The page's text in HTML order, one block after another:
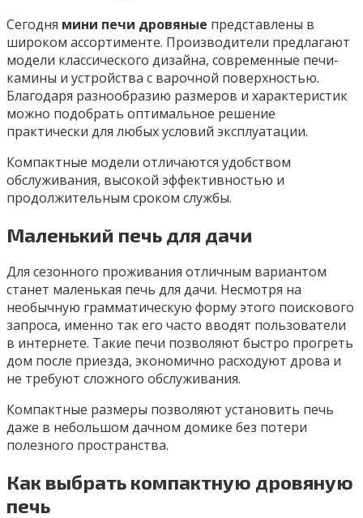
Сегодня мини печи дровяные представлены в
широком ассортименте. Производители предлагают
модели классического дизайна, современные печи-
камины и устройства с варочной поверхностью.
Благодаря разнообразию размеров и характеристик
можно подобрать оптимальное решение
практически для любых условий эксплуатации.
Компактные модели отличаются удобством
обслуживания, высокой эффективностью и
продолжительным сроком службы.
Маленький печь для дачи
Для сезонного проживания отличным вариантом
станет маленькая печь для дачи. Несмотря на
необычную грамматическую форму этого поискового
запроса, именно так его часто вводят пользователи
в интернете. Такие печи позволяют быстро прогреть
дом после приезда, экономично расходуют дрова и
не требуют сложного обслуживания.
Компактные размеры позволяют установить печь
даже в небольшом дачном домике без потери
полезного пространства.
Как выбрать компактную дровяную
печь